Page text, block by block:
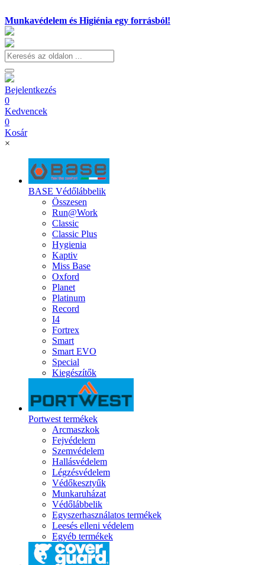
Munkavédelem és Higiénia egy forrásból!
Bejelentkezés
0
Kedvencek
0
Kosár
×
BASE Védőlábbelik
Összesen
Run@Work
Classic
Classic Plus
Hygienia
Kaptiv
Miss Base
Oxford
Planet
Platinum
Record
I4
Fortrex
Smart
Smart EVO
Special
Kiegészítők
Portwest termékek
Arcmaszkok
Fejvédelem
Szemvédelem
Hallásvédelem
Légzésvédelem
Védőkesztyűk
Munkaruházat
Védőlábbelik
Egyszerhasználatos termékek
Leesés elleni védelem
Egyéb termékek